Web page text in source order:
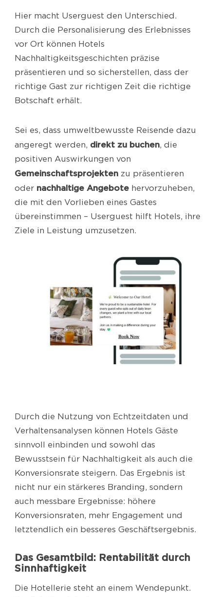
Hier macht Userguest den Unterschied.
Durch die Personalisierung des Erlebnisses
vor Ort können Hotels
Nachhaltigkeitsgeschichten präzise
präsentieren und so sicherstellen, dass der
richtige Gast zur richtigen Zeit die richtige
Botschaft erhält.
Sei es, dass umweltbewusste Reisende dazu
angeregt werden, direkt zu buchen, die
positiven Auswirkungen von
Gemeinschaftsprojekten zu präsentieren
oder nachhaltige Angebote hervorzuheben,
die mit den Vorlieben eines Gastes
übereinstimmen – Userguest hilft Hotels, ihre
Ziele in Leistung umzusetzen.
Durch die Nutzung von Echtzeitdaten und
Verhaltensanalysen können Hotels Gäste
sinnvoll einbinden und sowohl das
Bewusstsein für Nachhaltigkeit als auch die
Konversionsrate steigern. Das Ergebnis ist
nicht nur ein stärkeres Branding, sondern
auch messbare Ergebnisse: höhere
Konversionsraten, mehr Engagement und
letztendlich ein besseres Geschäftsergebnis.
Das Gesamtbild: Rentabilität durch
Sinnhaftigkeit
Die Hotellerie steht an einem Wendepunkt.